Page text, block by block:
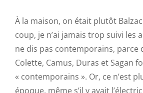
À la maison, on était plutôt
coup, je n’ai jamais trop suivi les
ne dis pas contemporains, parce
Colette, Camus, Duras et Sagan
« contemporains ». Or, ce n’est
époque, même s’il y avait